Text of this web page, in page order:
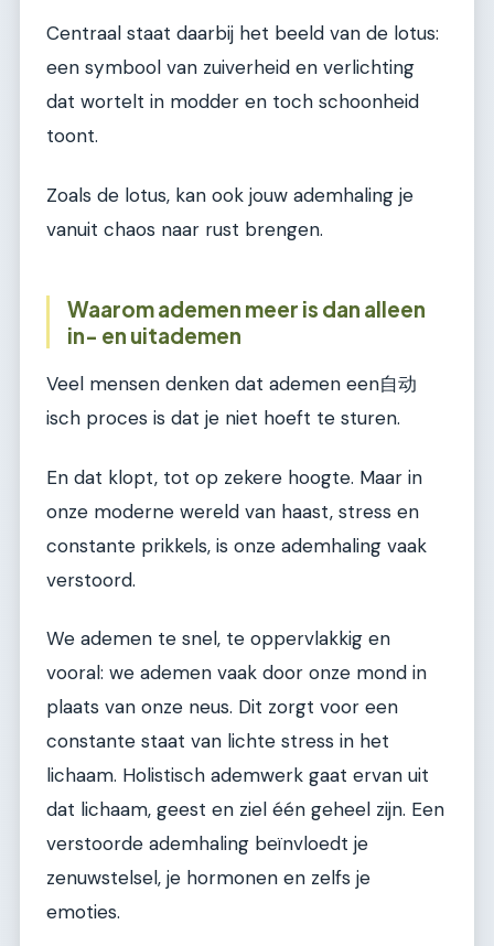
Centraal staat daarbij het beeld van de lotus:
een symbool van zuiverheid en verlichting
dat wortelt in modder en toch schoonheid
toont.
Zoals de lotus, kan ook jouw ademhaling je
vanuit chaos naar rust brengen.
Waarom ademen meer is dan alleen
in- en uitademen
Veel mensen denken dat ademen een自动
isch proces is dat je niet hoeft te sturen.
En dat klopt, tot op zekere hoogte. Maar in
onze moderne wereld van haast, stress en
constante prikkels, is onze ademhaling vaak
verstoord.
We ademen te snel, te oppervlakkig en
vooral: we ademen vaak door onze mond in
plaats van onze neus. Dit zorgt voor een
constante staat van lichte stress in het
lichaam. Holistisch ademwerk gaat ervan uit
dat lichaam, geest en ziel één geheel zijn. Een
verstoorde ademhaling beïnvloedt je
zenuwstelsel, je hormonen en zelfs je
emoties.